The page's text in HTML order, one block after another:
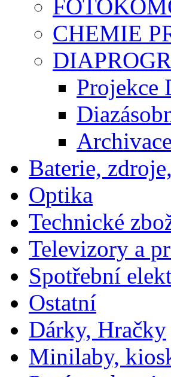
CHEMIE
Projekce
Archivace
Baterie,
Optika
Technické
Televizory a
Spotřební
Ostatní
Dárky, Hračky
Minilaby,